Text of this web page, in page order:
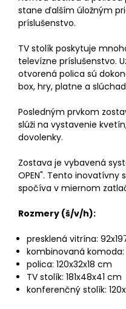
stane ďalším úložným
príslušenstvo.
TV stolík poskytuje
televízne príslušenstvo.
otvorená polica sú
box, hry, platne a
Posledným prvkom
slúži na vystavenie
dovolenky.
Zostava je vybavená
OPEN". Tento
spočíva v miernom
Rozmery (š/v/h):
presklená vitrína:
kombinovaná komoda:
polica: 120x32x18 cm
TV stolík: 181x48x41 cm
konferenčný stolík: